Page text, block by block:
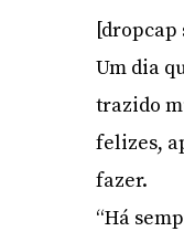
[dropcap
Um dia
trazido
felizes,
fazer.
“Há